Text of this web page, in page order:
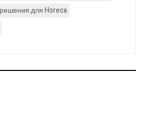
для Horeca